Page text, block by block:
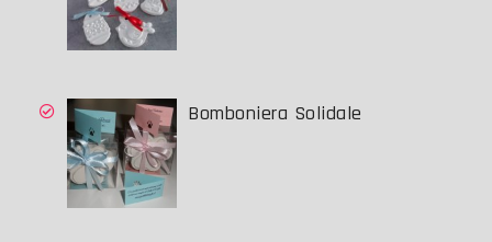
Bomboniera Solidale